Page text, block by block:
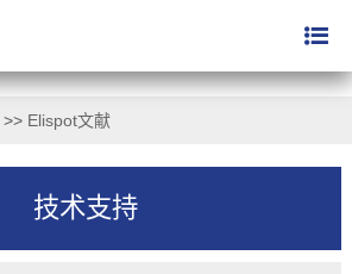
>> Elispot文献
技术支持